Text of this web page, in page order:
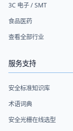
3C 电子 / SMT
食品医药
查看全部行业
服务支持
安全标准知识库
术语词典
安全光栅在线选型